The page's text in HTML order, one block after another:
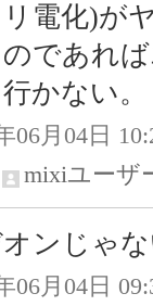
リ電化)が
であれ
かない。
06月04日
mixiユーザ
ンじゃ
06月04日